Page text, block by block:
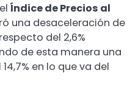
Índice de Precios al
una desaceleración de
del 2,6%
de esta manera una
en lo que va del